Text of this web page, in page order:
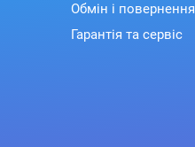
Обмін і повернення
Гарантія та сервіс